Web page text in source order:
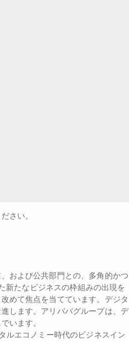
さい。
および公共部門との、多角的かつ
新たなビジネスの枠組みの出現を
めて焦点を当てています。デジタ
します。アリババグループは、デ
います。
ルエコノミー時代のビジネスイン